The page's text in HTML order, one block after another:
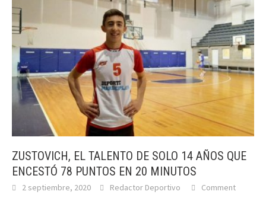
ZUSTOVICH, EL TALENTO DE SOLO 14 AÑOS QUE
ENCESTÓ 78 PUNTOS EN 20 MINUTOS
2 septiembre, 2020 Redactor Deportivo Comment